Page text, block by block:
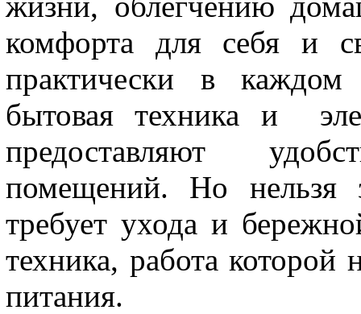
комфорта для себя и
практически в
бытовая техника и
предоставляют
помещений. Но нельзя
требует ухода и
техника, работа которой
питания.